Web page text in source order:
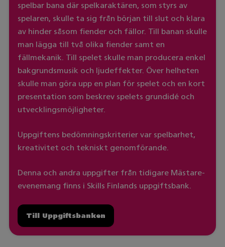
spelbar bana där spelkaraktären, som styrs av
spelaren, skulle ta sig från början till slut och klara
av hinder såsom fiender och fällor. Till banan skulle
man lägga till två olika fiender samt en
fällmekanik. Till spelet skulle man producera enkel
bakgrundsmusik och ljudeffekter. Över helheten
skulle man göra upp en plan för spelet och en kort
presentation som beskrev spelets grundidé och
utvecklingsmöjligheter.
Uppgiftens bedömningskriterier var spelbarhet,
kreativitet och tekniskt genomförande.
Denna och andra uppgifter från tidigare Mästare-
evenemang finns i Skills Finlands uppgiftsbank.
Till Uppgiftsbanken